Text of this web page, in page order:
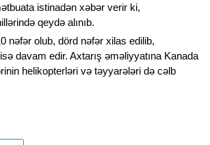
istinadən xəbər verir ki,
qeydə alınıb.
nəfər olub, dörd nəfər xilas edilib,
isə davam edir. Axtarış əməliyyatına Kanada
helikopterləri və təyyarələri də cəlb